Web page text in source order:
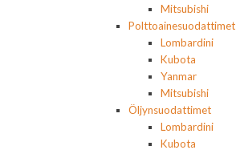
Mitsubishi
Polttoainesuodattimet
Lombardini
Kubota
Yanmar
Mitsubishi
Öljynsuodattimet
Lombardini
Kubota